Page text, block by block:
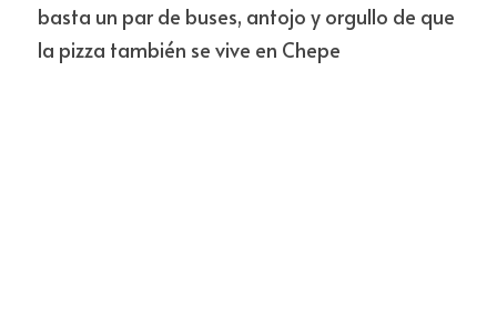
basta un par de buses, antojo y orgullo de que
la pizza también se vive en Chepe